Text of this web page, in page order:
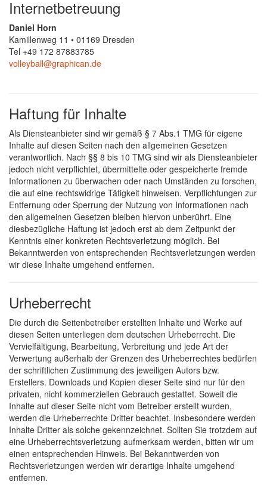
Internetbetreuung
Daniel Horn
Kamillenweg 11 • 01169 Dresden
Tel +49 172 87883785
volleyball@graphican.de
Haftung für Inhalte
Als Diensteanbieter sind wir gemäß § 7 Abs.1 TMG für eigene
Inhalte auf diesen Seiten nach den allgemeinen Gesetzen
verantwortlich. Nach §§ 8 bis 10 TMG sind wir als Diensteanbieter
jedoch nicht verpflichtet, übermittelte oder gespeicherte fremde
Informationen zu überwachen oder nach Umständen zu forschen,
die auf eine rechtswidrige Tätigkeit hinweisen. Verpflichtungen zur
Entfernung oder Sperrung der Nutzung von Informationen nach
den allgemeinen Gesetzen bleiben hiervon unberührt. Eine
diesbezügliche Haftung ist jedoch erst ab dem Zeitpunkt der
Kenntnis einer konkreten Rechtsverletzung möglich. Bei
Bekanntwerden von entsprechenden Rechtsverletzungen werden
wir diese Inhalte umgehend entfernen.
Urheberrecht
Die durch die Seitenbetreiber erstellten Inhalte und Werke auf
diesen Seiten unterliegen dem deutschen Urheberrecht. Die
Vervielfältigung, Bearbeitung, Verbreitung und jede Art der
Verwertung außerhalb der Grenzen des Urheberrechtes bedürfen
der schriftlichen Zustimmung des jeweiligen Autors bzw.
Erstellers. Downloads und Kopien dieser Seite sind nur für den
privaten, nicht kommerziellen Gebrauch gestattet. Soweit die
Inhalte auf dieser Seite nicht vom Betreiber erstellt wurden,
werden die Urheberrechte Dritter beachtet. Insbesondere werden
Inhalte Dritter als solche gekennzeichnet. Sollten Sie trotzdem auf
eine Urheberrechtsverletzung aufmerksam werden, bitten wir um
einen entsprechenden Hinweis. Bei Bekanntwerden von
Rechtsverletzungen werden wir derartige Inhalte umgehend
entfernen.